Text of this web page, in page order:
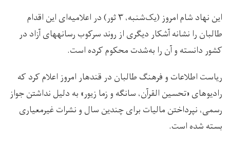
اين نهاد شام امروز (یک‌شنبه، ۳ ثور) در اعلامیه‌ای این اقدام
طالبان را نشانه‏ آشکار دیگری از روند سرکوب رسانه‏های آزاد در
کشور دانسته و آن را به‌شدت محکوم کرده است.
ریاست اطلاعات و فرهنگ طالبان در قندهار امروز اعلام کرد که
رادیوهای «تحسین ‏القرآن،‌ سانگه و زما زیور» به دلیل نداشتن جواز
رسمی،‌ نپرداختن مالیات برای چندین سال و نشرات غیرمعیاری
بسته شده است.